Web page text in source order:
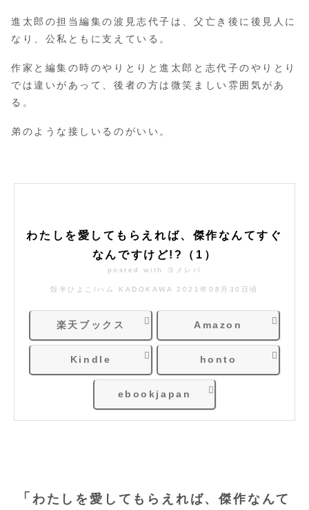
進太郎の担当編集の波見志代子は、父亡き後に後見人に
なり、公私ともに支えている。
作家と編集の時のやりとりと進太郎と志代子のやりとり
では違いがあって、後者の方は微笑ましい雰囲気があ
る。
弟のような接しいるのがいい。
わたしを愛してもらえれば、傑作なんてすぐ
なんですけど!?（1）
posted with ヨメレバ
殻半ひよこ/ハム KADOKAWA 2021年08月30日頃
楽天ブックス Amazon
Kindle honto
ebookjapan
「 わたしを愛してもらえれば、傑作なんて